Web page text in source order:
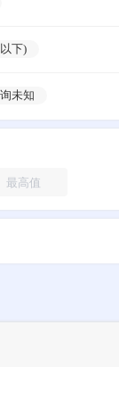
下)
未知